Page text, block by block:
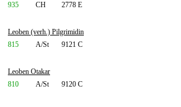
935
CH 2778 E
Leoben (verh.) Pilgrimidin
815
A/St 9121 C
Leoben Otakar
810
A/St 9120 C